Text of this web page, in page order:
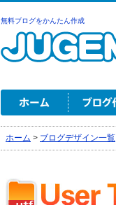
無料ブログをかんたん作成
ホーム > ブログデザイン一覧